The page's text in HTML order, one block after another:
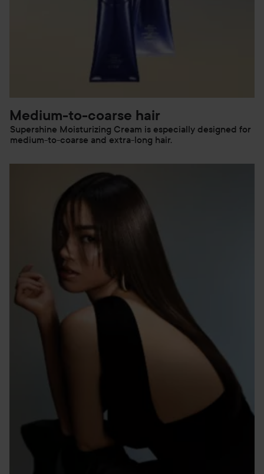
Medium-to-coarse hair
Supershine Moisturizing Cream is especially designed for
medium-to-coarse and extra-long hair.